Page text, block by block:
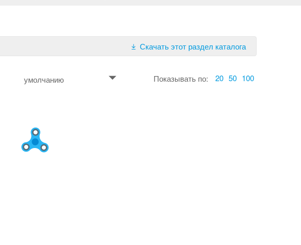
Скачать этот раздел каталога
умолчанию Показывать по: 20 50 100